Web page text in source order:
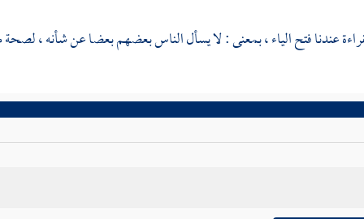
عندنا فتح الياء ، بمعنى : لا يسأل الناس بعضهم بعضا عن شأنه ، لصحة